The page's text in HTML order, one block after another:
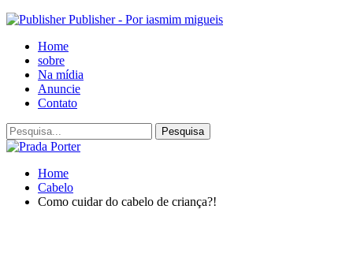
Publisher - Por iasmim migueis
Home
sobre
Na mídia
Anuncie
Contato
Home
Cabelo
Como cuidar do cabelo de criança?!